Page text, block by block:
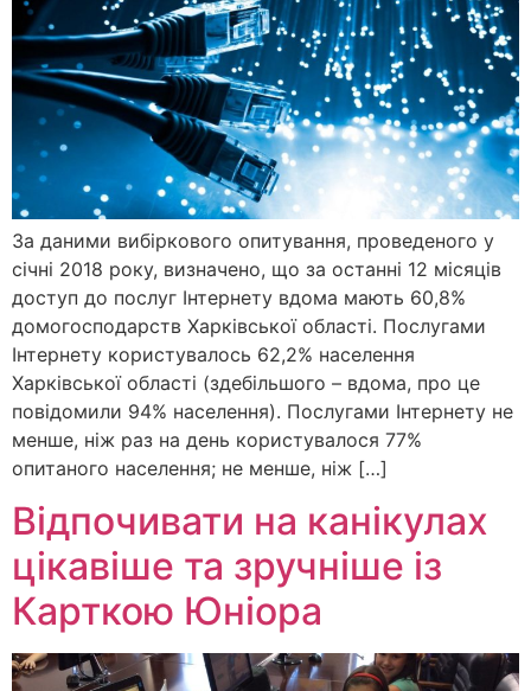
За даними вибіркового опитування, проведеного у
січні 2018 року, визначено, що за останні 12 місяців
доступ до послуг Інтернету вдома мають 60,8%
домогосподарств Харківської області. Послугами
Інтернету користувалось 62,2% населення
Харківської області (здебільшого – вдома, про це
повідомили 94% населення). Послугами Інтернету не
менше, ніж раз на день користувалося 77%
опитаного населення; не менше, ніж […]
Відпочивати на канікулах
цікавіше та зручніше із
Карткою Юніора